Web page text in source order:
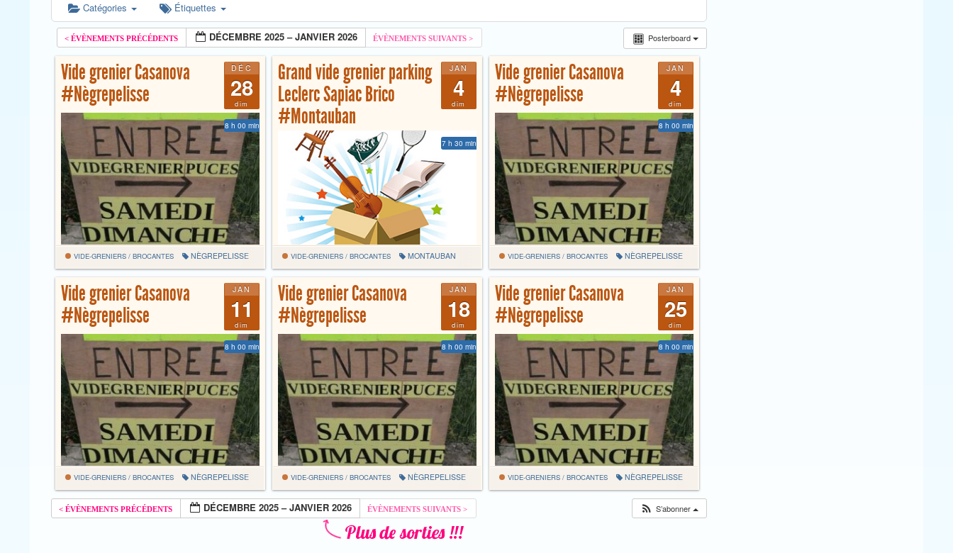
Catégories Étiquettes
Posterboard
DÉCEMBRE 2025 – JANVIER 2026
DÉC
28
dim
Vide grenier Casanova
#Nègrepelisse
8 h 00 min
VIDE-GRENIERS / BROCANTES NÈGREPELISSE
JAN
4
dim
Grand vide grenier parking
Leclerc Sapiac Brico
#Montauban
7 h 30 min
VIDE-GRENIERS / BROCANTES MONTAUBAN
JAN
4
dim
Vide grenier Casanova
#Nègrepelisse
8 h 00 min
VIDE-GRENIERS / BROCANTES NÈGREPELISSE
JAN
11
dim
Vide grenier Casanova
#Nègrepelisse
8 h 00 min
VIDE-GRENIERS / BROCANTES NÈGREPELISSE
JAN
18
dim
Vide grenier Casanova
#Nègrepelisse
8 h 00 min
VIDE-GRENIERS / BROCANTES NÈGREPELISSE
JAN
25
dim
Vide grenier Casanova
#Nègrepelisse
8 h 00 min
VIDE-GRENIERS / BROCANTES NÈGREPELISSE
DÉCEMBRE 2025 – JANVIER 2026 S’abonner